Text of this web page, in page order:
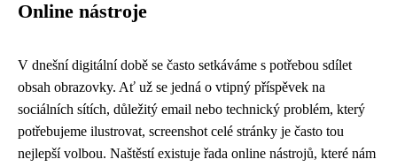
Online nástroje
V dnešní digitální době se často setkáváme s potřebou sdílet
obsah obrazovky. Ať už se jedná o vtipný příspěvek na
sociálních sítích, důležitý email nebo technický problém, který
potřebujeme ilustrovat, screenshot celé stránky je často tou
nejlepší volbou. Naštěstí existuje řada online nástrojů, které nám